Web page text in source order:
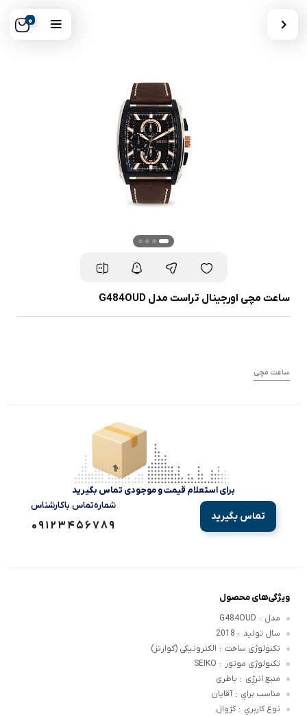
0
ساعت مچی اورجینال تراست مدل G484OUD
ساعت مچی
برای استعلام قیمت و موجودی تماس بگیرید
تماس بگیرید
شماره‌تماس‌ با‌کارشناس
09123456789
ویژگی‌های محصول
مدل :
G484OUD
سال تولید :
2018
تکنولوژی ساخت : الکترونیکی (کوارتز)
تکنولوژی موتور :
SEIKO
منبع انرژِی : باطری
مناسب براي : آقایان
نوع کاربري : کژوال